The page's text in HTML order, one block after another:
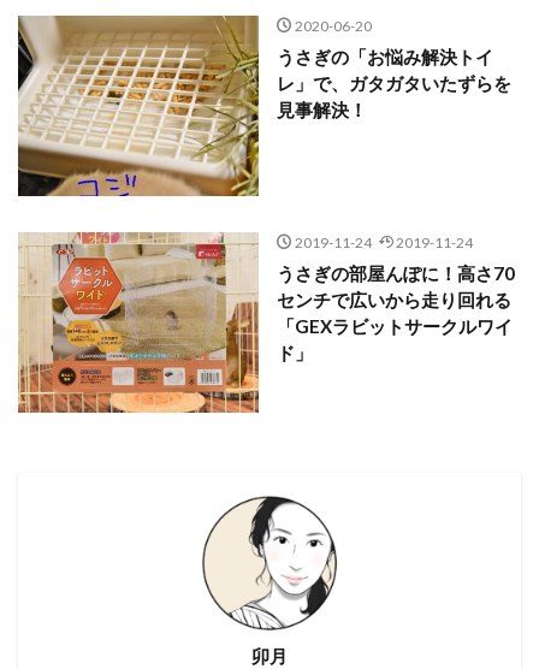
2020-06-20
うさぎの「お悩み解決トイ
レ」で、ガタガタいたずらを
見事解決！
2019-11-24 2019-11-24
うさぎの部屋んぽに！高さ70
センチで広いから走り回れる
「GEXラビットサークルワイ
ド」
卯月